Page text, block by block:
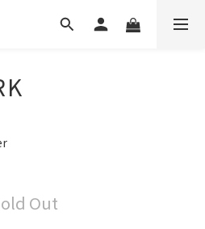
Out